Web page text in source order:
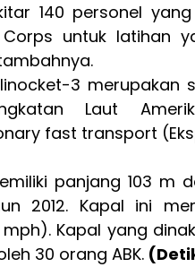
140 personel
Corps untuk latihan
3
Laut
fast transport
panjang 103 m
2012. Kapal ini
Kapal yang
30 orang ABK.